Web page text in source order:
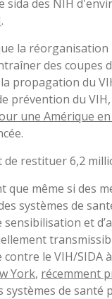
des NIH
.
la réorganisation
des coupes
propagation du
prévention du
une Amérique
restituer 6,2
même si des
systèmes de
et
le VIH/SIDA
York, récemment
de santé